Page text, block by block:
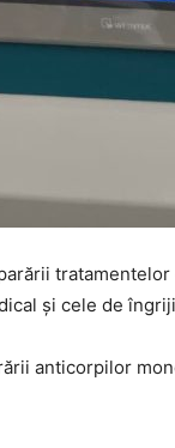
și cele de
anticorpilor